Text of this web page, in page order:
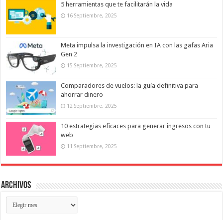
5 herramientas que te facilitarán la vida
16 Septiembre, 2025
Meta impulsa la investigación en IA con las gafas Aria
Gen 2
15 Septiembre, 2025
Comparadores de vuelos: la guía definitiva para
ahorrar dinero
12 Septiembre, 2025
10 estrategias eficaces para generar ingresos con tu
web
11 Septiembre, 2025
Archivos